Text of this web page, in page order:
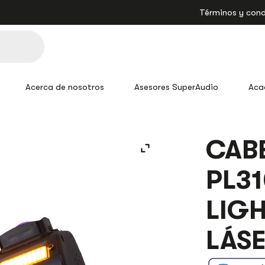
Términos y
Acerca de nosotros Asesores SuperAudio